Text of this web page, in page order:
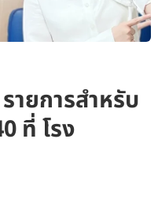
ายการสำหรับ
ที่ โรง